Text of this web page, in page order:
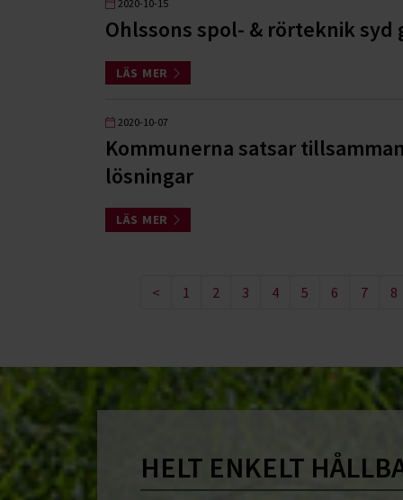
2020-10-15
Ohlssons spol- & rörteknik syd
LÄS MER
2020-10-07
Kommunerna satsar
lösningar
LÄS MER
< 1 2 3 4 5 6 7 8
HELT ENKELT